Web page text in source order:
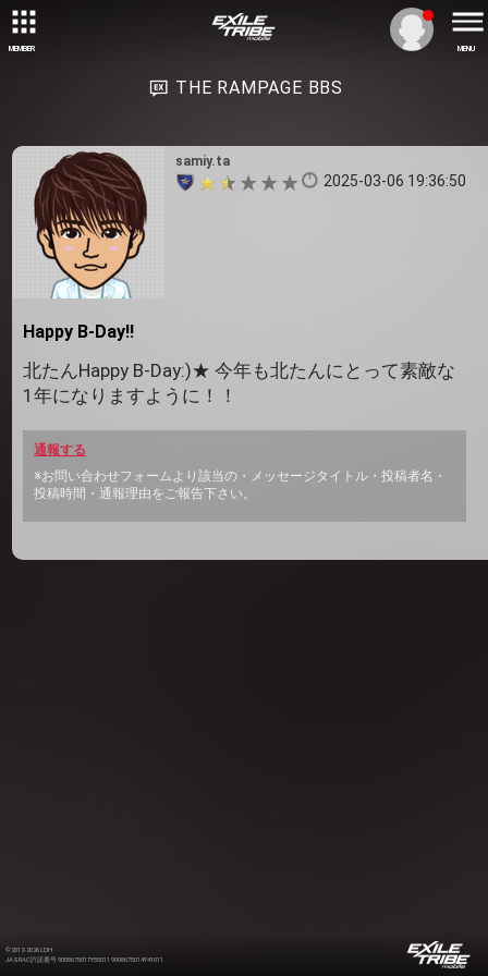
MEMBER MENU
THE RAMPAGE BBS
samiy.ta
2025-03-06 19:36:50
Happy B-Day!!
北たんHappy B-Day:)★ 今年も北たんにとって素敵な
1年になりますように！！
通報する
※お問い合わせフォームより該当の・メッセージタイトル・投稿者名・
投稿時間・通報理由をご報告下さい。
©2012-2026 LDH
JASRAC許諾番号 9008675017Y55011 9008675014Y41011